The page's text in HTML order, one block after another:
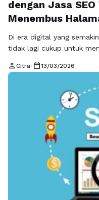
dengan Jasa
Menembus
Di era digital yang
tidak lagi cukup untuk
perhatian pengguna
Anda tidak muncul di
kemungkinan besar calon
menemukannya. Inilah
penting, dan … Read more
person Citra• calendar_today13/03/2026